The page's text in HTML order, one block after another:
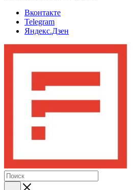
Вконтакте
Telegram
Яндекс.Дзен